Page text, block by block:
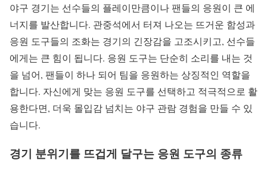
야구 경기는 선수들의 플레이만큼이나 팬들의 응원이 큰 에
너지를 발산합니다. 관중석에서 터져 나오는 뜨거운 함성과
응원 도구들의 조화는 경기의 긴장감을 고조시키고, 선수들
에게는 큰 힘이 됩니다. 응원 도구는 단순히 소리를 내는 것
을 넘어, 팬들이 하나 되어 팀을 응원하는 상징적인 역할을
합니다. 자신에게 맞는 응원 도구를 선택하고 적극적으로 활
용한다면, 더욱 몰입감 넘치는 야구 관람 경험을 만들 수 있
습니다.
경기 분위기를 뜨겁게 달구는 응원 도구의 종류